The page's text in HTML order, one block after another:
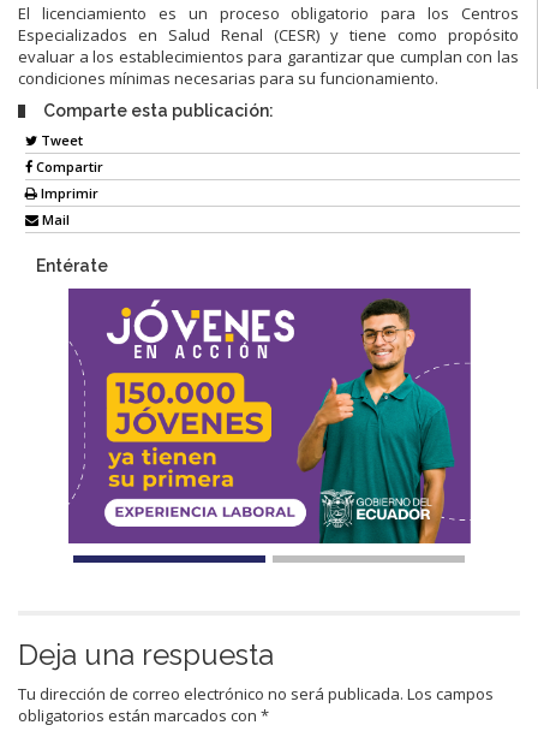
El licenciamiento es un proceso obligatorio para los Centros
Especializados en Salud Renal (CESR) y tiene como propósito
evaluar a los establecimientos para garantizar que cumplan con las
condiciones mínimas necesarias para su funcionamiento.
Comparte esta publicación:
Tweet
Compartir
Imprimir
Mail
Entérate
Deja una respuesta
Tu dirección de correo electrónico no será publicada. Los campos
obligatorios están marcados con *